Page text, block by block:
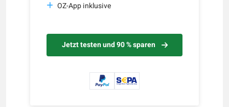
OZ-App inklusive
Jetzt testen und 90 % sparen